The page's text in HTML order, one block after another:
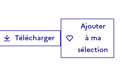
Télécharger
Ajouter
à ma
sélection